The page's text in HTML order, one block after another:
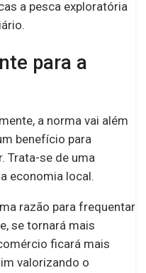
a pesca exploratória
para a
a norma vai além
benefício para
Trata-se de uma
economia local.
razão para frequentar
se tornará mais
ficará mais
valorizando o